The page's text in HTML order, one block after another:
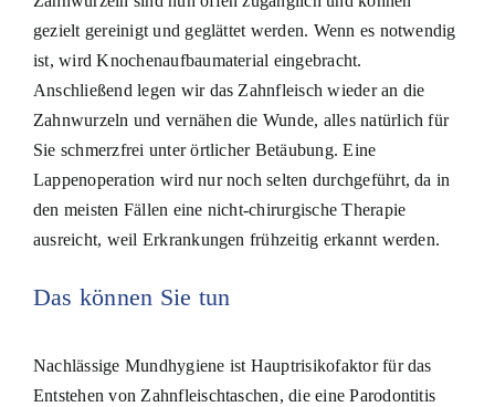
gezielt gereinigt und geglättet werden. Wenn es notwendig
ist, wird Knochenaufbaumaterial eingebracht.
Anschließend legen wir das Zahnfleisch wieder an die
Zahnwurzeln und vernähen die Wunde, alles natürlich für
Sie schmerzfrei unter örtlicher Betäubung. Eine
Lappenoperation wird nur noch selten durchgeführt, da in
den meisten Fällen eine nicht-chirurgische Therapie
ausreicht, weil Erkrankungen frühzeitig erkannt werden.
Das können Sie tun
Nachlässige Mundhygiene ist Hauptrisikofaktor für das
Entstehen von Zahnfleischtaschen, die eine Parodontitis